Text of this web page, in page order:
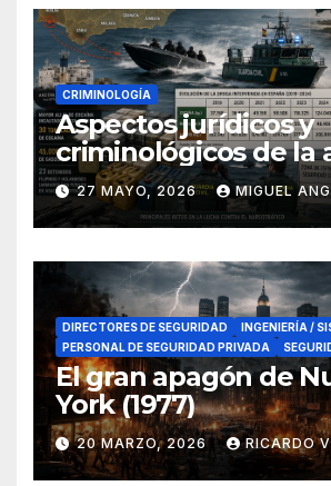
CRIMINOLOGÍA
Aspectos jurídicos y
criminológicos de la
lucha contra el
en el sur de España
27 MAYO, 2026 MIGUEL
DIRECTORES DE SEGURIDAD
INGENIERÍA /
PERSONAL DE SEGURIDAD PRIVADA
El gran apagón de
York (1977)
20 MARZO, 2026 RICARDO